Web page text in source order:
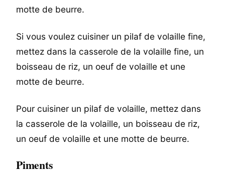
motte de beurre.
Si vous voulez cuisiner un pilaf de volaille fine,
mettez dans la casserole de la volaille fine, un
boisseau de riz, un oeuf de volaille et une
motte de beurre.
Pour cuisiner un pilaf de volaille, mettez dans
la casserole de la volaille, un boisseau de riz,
un oeuf de volaille et une motte de beurre.
Piments